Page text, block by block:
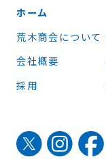
ホーム
荒木商会について
会社概要
採用